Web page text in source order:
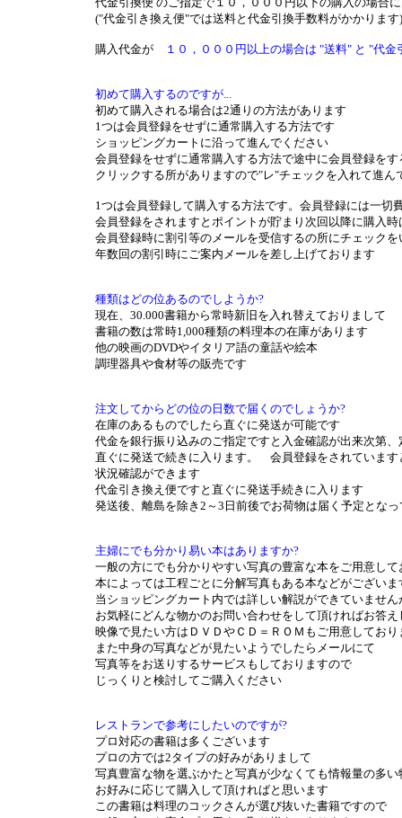
("代金引き換え便"では送料と代金引換手数料がかかります)
購入代金が １０，０００円以上の場合は "送料" と "代
初めて購入するのですが...
初めて購入される場合は2通りの方法があります
1つは会員登録をせずに通常購入する方法です
ショッピングカートに沿って進んでください
会員登録をせずに通常購入する方法で途中に会員登録をす
クリックする所がありますので"レ"チェックを入れて進ん
1つは会員登録して購入する方法です。会員登録には一切
会員登録をされますとポイントが貯まり次回以降に購入
会員登録時に割引等のメールを受信するの所にチェックを
年数回の割引時にご案内メールを差し上げております
種類はどの位あるのでしようか?
現在、30.000書籍から常時新旧を入れ替えておりまして
書籍の数は常時1,000種類の料理本の在庫があります
他の映画のDVDやイタリア語の童話や絵本
調理器具や食材等の販売です
注文してからどの位の日数で届くのでしょうか?
在庫のあるものでしたら直ぐに発送が可能です
代金を銀行振り込みのご指定ですと入金確認が出来次第
直ぐに発送で続きに入ります。 会員登録をされていま
状況確認ができます
代金引き換え便ですと直ぐに発送手続きに入ります
発送後、離島を除き2～3日前後でお荷物は届く予定とな
主婦にでも分かり易い本はありますか?
一般の方にでも分かりやすい写真の豊富な本をご用意して
本によっては工程ごとに分解写真もある本などがございま
当ショッピングカート内では詳しい解説ができていません
お気軽にどんな物かのお問い合わせをして頂ければお答
映像で見たい方はＤＶＤやＣＤ＝ＲＯＭもご用意しており
また中身の写真などが見たいようでしたらメールにて
写真等をお送りするサービスもしておりますので
じっくりと検討してご購入ください
レストランで参考にしたいのですが?
プロ対応の書籍は多くございます
プロの方では2タイプの好みがありまして
写真豊富な物を選ぶかたと写真が少なくても情報量の多
お好みに応じて購入して頂ければと思います
この書籍は料理のコックさんが選び抜いた書籍ですので